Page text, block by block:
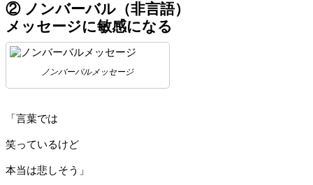
② ノンバーバル（非言語）
メッセージに敏感になる
ノンバーバルメッセージ
「言葉では
笑っているけど
本当は悲しそう」